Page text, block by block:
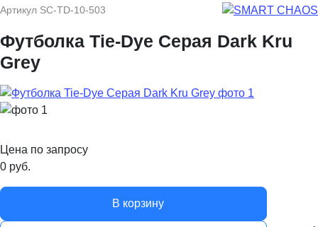
Артикул SC-TD-10-503
Футболка Tie-Dye Серая Dark Kru
Grey
Цена по запросу
0 руб.
В корзину